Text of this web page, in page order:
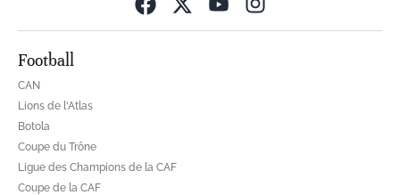
Football
CAN
Lions de l'Atlas
Botola
Coupe du Trône
Ligue des Champions de la CAF
Coupe de la CAF